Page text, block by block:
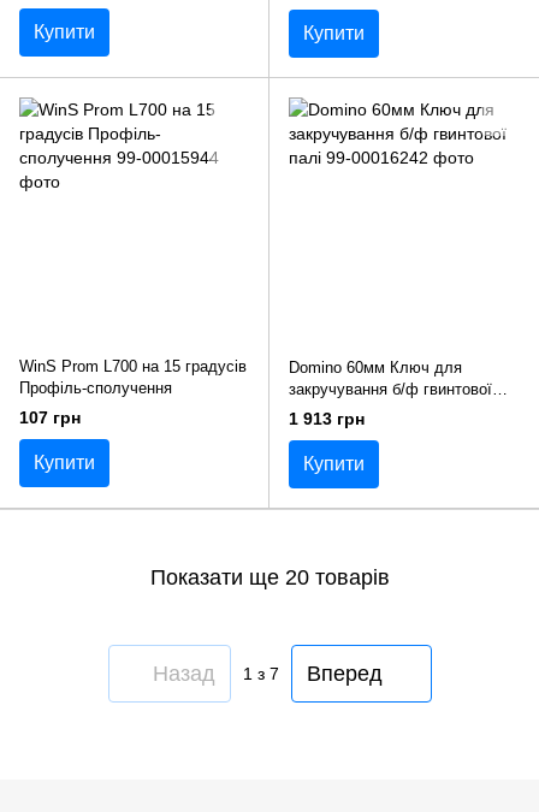
Купити Купити
WinS Prom L700 на 15 градусів
Профіль-сполучення
107 грн
Купити
Domino 60мм Ключ для
закручування б/ф гвинтової
палі
1 913 грн
Купити
Показати ще 20 товарів
Назад 1з 7 Вперед